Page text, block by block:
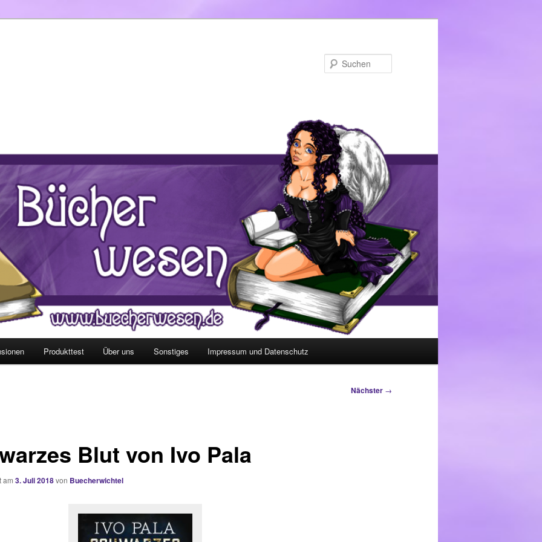
Produkttest Über uns Sonstiges Impressum und Datenschutz
Nächster →
Blut von Ivo Pala
am 3. Juli 2018von Buecherwichtel